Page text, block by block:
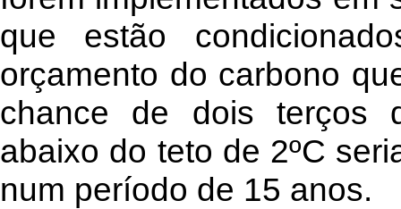
que estão
orçamento do carbono
chance de dois terços
abaixo do teto de 2ºC
num período de 15 anos.